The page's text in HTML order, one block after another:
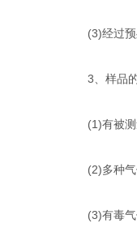
(3)经过预处
3、样品的
(1)有被测量
(2)多种气体
(3)有毒气体